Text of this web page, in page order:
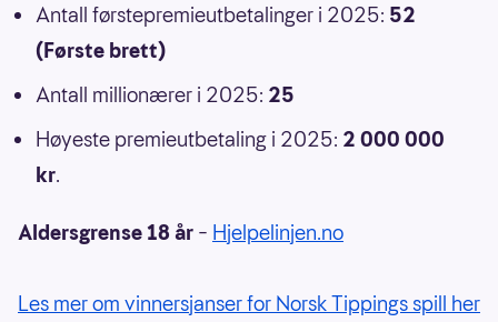
Antall førstepremieutbetalinger i 2025: 52
(Første brett)
Antall millionærer i 2025: 25
Høyeste premieutbetaling i 2025: 2 000 000
kr.
Aldersgrense 18 år – Hjelpelinjen.no
Les mer om vinnersjanser for Norsk Tippings spill her